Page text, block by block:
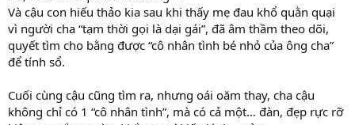
Và cậu con hiếu thảo kia sau khi thấy mẹ đau khổ quằn quại
vì người cha “tạm thời gọi là dại gái”, đã âm thầm theo dõi,
quyết tìm cho bằng được “cô nhân tình bé nhỏ của ông cha”
để tính sổ.
Cuối cùng cậu cũng tìm ra, nhưng oái oăm thay, cha cậu
không chỉ có 1 “cô nhân tình”, mà có cả một… đàn, đẹp rực rỡ